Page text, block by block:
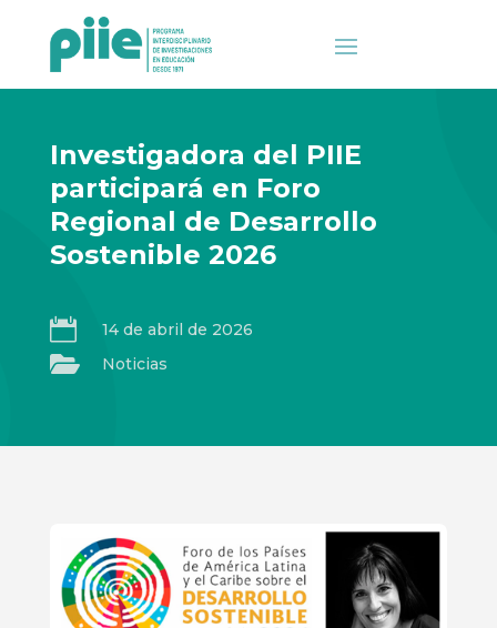
Investigadora del PIIE
participará en Foro
Regional de Desarrollo
Sostenible 2026
 14 de abril de 2026
 Noticias